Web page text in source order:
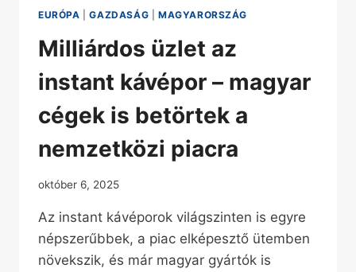
EURÓPA |GAZDASÁG MAGYARORSZÁG
Milliárdos üzlet az
instant kávépor – magyar
cégek is betörtek a
nemzetközi piacra
október 6, 2025
Az instant kávéporok világszinten is egyre
népszerűbbek, a piac elképesztő ütemben
növekszik, és már magyar gyártók is